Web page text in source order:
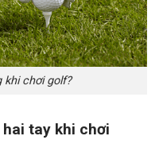
khi chơi golf?
tay khi chơi